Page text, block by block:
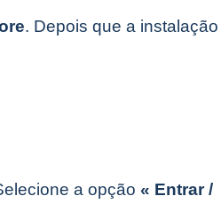
. Depois que a instalação
a opção « Entrar /